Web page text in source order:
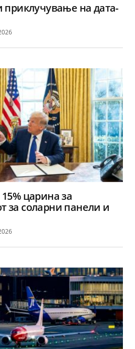
приклучување на дата-
царина за
за соларни панели и